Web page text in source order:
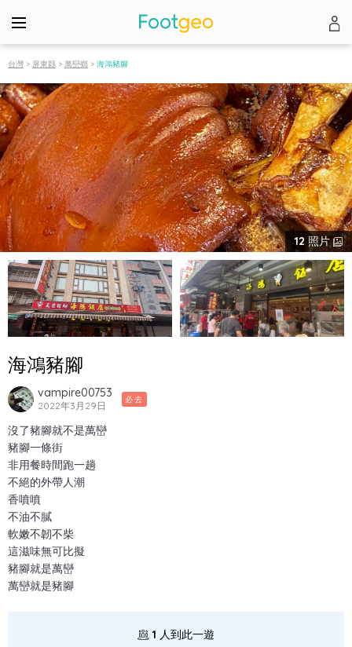
台灣 > 屏東縣 > 萬巒鄉 > 海鴻豬腳
12 照片
海鴻豬腳
vampire00753
2022年3月29日
必去
沒了豬腳就不是萬巒
豬腳一條街
非用餐時間跑一趟
不絕的外帶人潮
香噴噴
不油不膩
軟嫩不韌不柴
這滋味無可比擬
豬腳就是萬巒
萬巒就是豬腳
1 人到此一遊